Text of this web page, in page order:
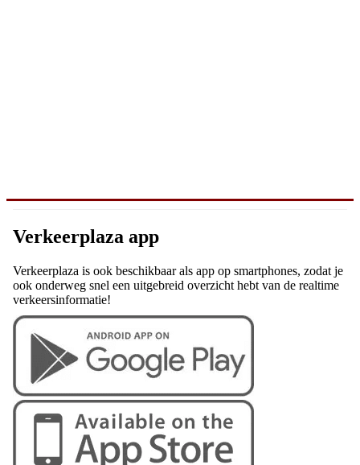
Verkeerplaza app
Verkeerplaza is ook beschikbaar als app op smartphones, zodat je
ook onderweg snel een uitgebreid overzicht hebt van de realtime
verkeersinformatie!